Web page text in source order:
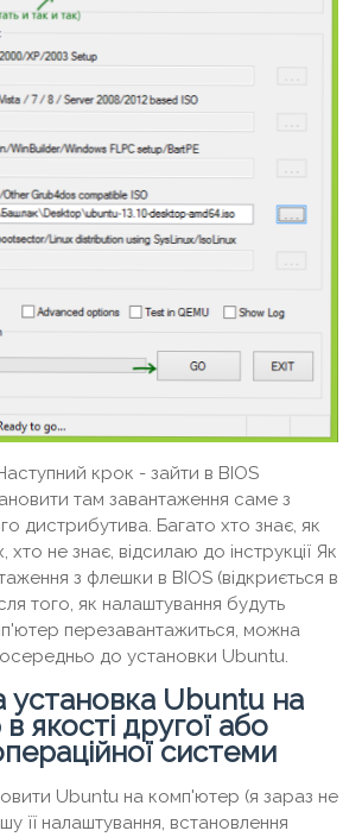
крок - зайти в BIOS
там завантаження саме з
дистрибутива. Багато хто знає, як
хто не знає, відсилаю до інструкції Як
з флешки в BIOS (відкриється в
того, як налаштування будуть
перезавантажиться, можна
до установки Ubuntu.
установка Ubuntu на
якості другої або
системи
Ubuntu на комп'ютер (я зараз не
її налаштування, встановлення